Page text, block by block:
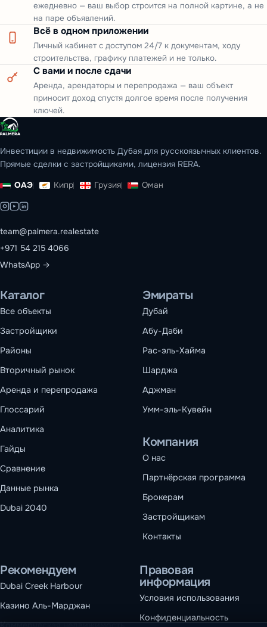
ежедневно — ваш выбор строится на полной картине, а не
на паре объявлений.
Всё в одном приложении
Личный кабинет с доступом 24/7 к документам, ходу
строительства, графику платежей и не только.
С вами и после сдачи
Аренда, арендаторы и перепродажа — ваш объект
приносит доход спустя долгое время после получения
ключей.
Инвестиции в недвижимость Дубая для русскоязычных клиентов.
Прямые сделки с застройщиками, лицензия RERA.
ОАЭ Кипр Грузия Оман
team@palmera.realestate
+971 54 215 4066
WhatsApp →
Каталог
Все объекты
Застройщики
Районы
Вторичный рынок
Аренда и перепродажа
Глоссарий
Аналитика
Гайды
Сравнение
Данные рынка
Dubai 2040
Эмираты
Дубай
Абу-Даби
Рас-эль-Хайма
Шарджа
Аджман
Умм-эль-Кувейн
Компания
О нас
Партнёрская программа
Брокерам
Застройщикам
Контакты
Рекомендуем
Dubai Creek Harbour
Казино Аль-Марджан
Правовая
информация
Условия использования
Конфиденциальность